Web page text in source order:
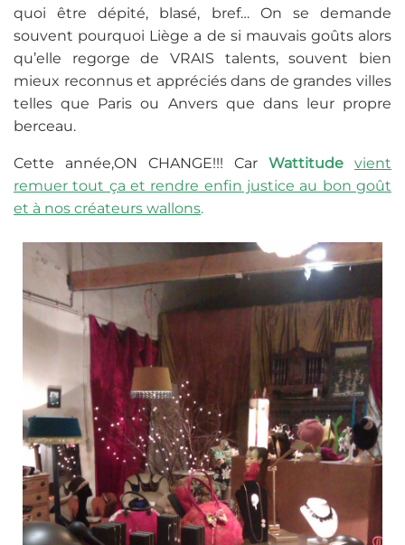
quoi être dépité, blasé, bref… On se demande
souvent pourquoi Liège a de si mauvais goûts alors
qu’elle regorge de VRAIS talents, souvent bien
mieux reconnus et appréciés dans de grandes villes
telles que Paris ou Anvers que dans leur propre
berceau.
Cette année,ON CHANGE!!! Car Wattitude
vient
remuer tout ça et rendre enfin justice au bon goût
et à nos créateurs wallons.